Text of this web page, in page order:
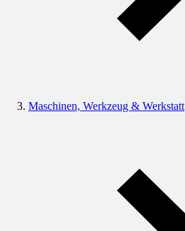
Maschinen, Werkzeug & Werkstatt